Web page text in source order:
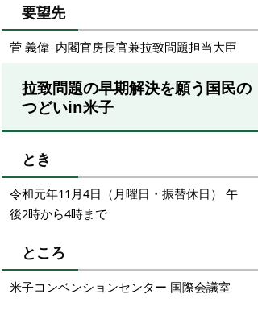
要望先
菅 義偉 内閣官房長官兼拉致問題担当大臣
拉致問題の早期解決を願う国民の
つどいin米子
とき
令和元年11月4日（月曜日・振替休日） 午
後2時から4時まで
ところ
米子コンベンションセンター 国際会議室